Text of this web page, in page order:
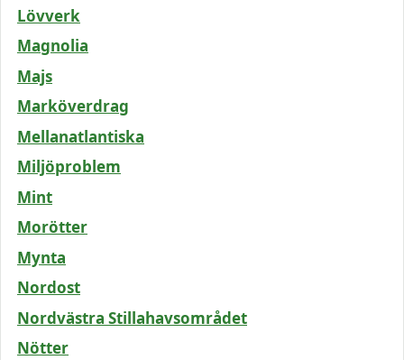
Lövverk
Magnolia
Majs
Marköverdrag
Mellanatlantiska
Miljöproblem
Mint
Morötter
Mynta
Nordost
Nordvästra Stillahavsområdet
Nötter